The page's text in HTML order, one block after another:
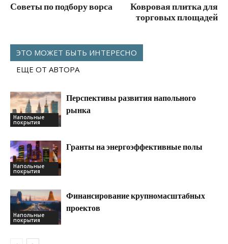
Советы по подбору ворса
Ковровая плитка для
торговых площадей
ЭТО МОЖЕТ БЫТЬ ИНТЕРЕСНО
ЕЩЕ ОТ АВТОРА
Напольные
покрытия
Перспективы развития напольного
рынка
Напольные
покрытия
Гранты на энергоэффективные полы
Напольные
покрытия
Финансирование крупномасштабных
проектов